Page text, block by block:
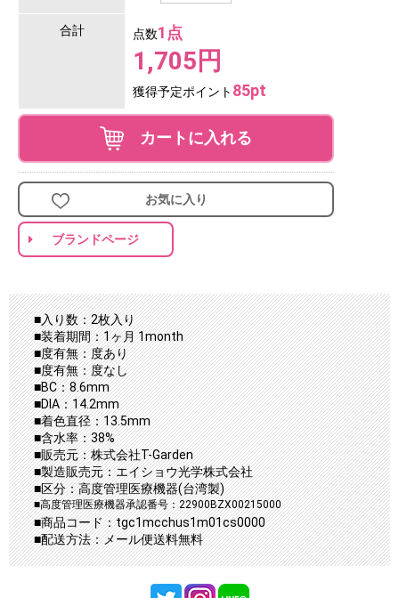
合計 点数1点
1,705円
獲得予定ポイント 85pt
カートに入れる
お気に入り
ブランドページ
■入り数：2枚入り
■装着期間：1ヶ月 1month
■度有無：度あり
■度有無：度なし
■BC：8.6mm
■DIA：14.2mm
■着色直径：13.5mm
■含水率：38%
■販売元：株式会社T-Garden
■製造販売元：エイショウ光学株式会社
■区分：高度管理医療機器(台湾製)
■高度管理医療機器承認番号：22900BZX00215000
■商品コード：tgc1mcchus1m01cs0000
■配送方法：メール便送料無料